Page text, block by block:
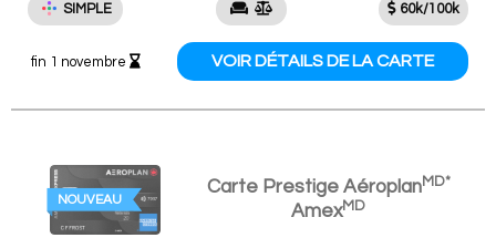
SIMPLE 60k/100k
fin 1 novembre VOIR DÉTAILS DE LA CARTE
Carte Prestige AéroplanMD*
AmexMD
NOUVEAU